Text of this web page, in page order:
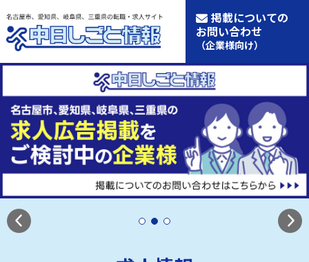
掲載についての
お問い合わせ
（企業様向け）